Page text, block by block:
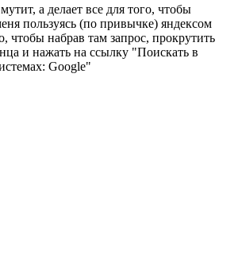
а делает все для того, чтобы
пользуясь (по привычке) яндексом
чтобы набрав там запрос, прокрутить
и нажать на ссылку "Поискать в
Google"